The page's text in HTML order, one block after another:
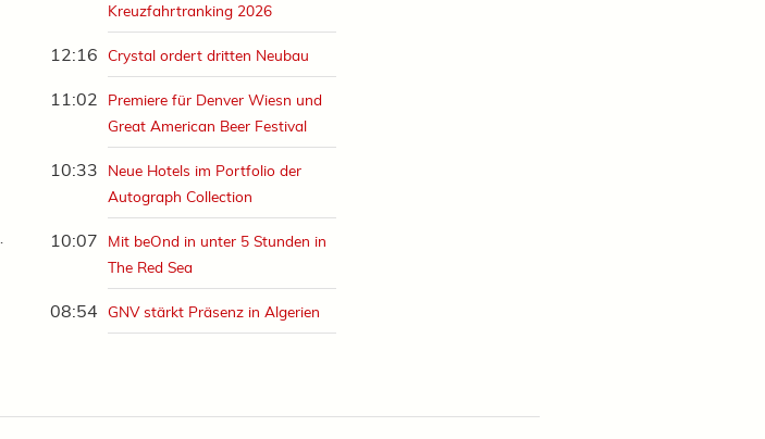
Kreuzfahrtranking 2026
12:16 Crystal ordert dritten Neubau
11:02
Premiere für Denver Wiesn und
Great American Beer Festival
10:33
Neue Hotels im Portfolio der
Autograph Collection
10:07
Mit beOnd in unter 5 Stunden in
The Red Sea
08:54 GNV stärkt Präsenz in Algerien